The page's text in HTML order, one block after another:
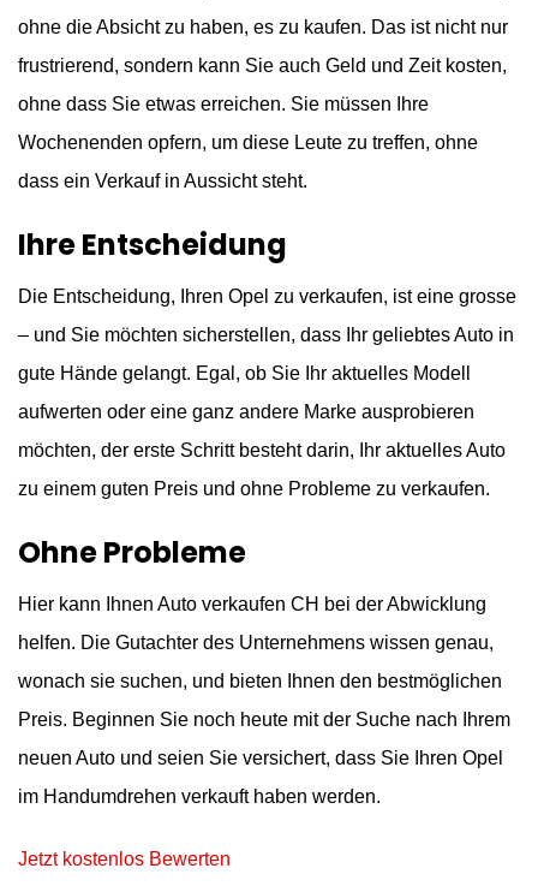
ohne die Absicht zu haben, es zu kaufen. Das ist nicht nur
frustrierend, sondern kann Sie auch Geld und Zeit kosten,
ohne dass Sie etwas erreichen. Sie müssen Ihre
Wochenenden opfern, um diese Leute zu treffen, ohne
dass ein Verkauf in Aussicht steht.
Ihre Entscheidung
Die Entscheidung, Ihren Opel zu verkaufen, ist eine grosse
– und Sie möchten sicherstellen, dass Ihr geliebtes Auto in
gute Hände gelangt. Egal, ob Sie Ihr aktuelles Modell
aufwerten oder eine ganz andere Marke ausprobieren
möchten, der erste Schritt besteht darin, Ihr aktuelles Auto
zu einem guten Preis und ohne Probleme zu verkaufen.
Ohne Probleme
Hier kann Ihnen Auto verkaufen CH bei der Abwicklung
helfen. Die Gutachter des Unternehmens wissen genau,
wonach sie suchen, und bieten Ihnen den bestmöglichen
Preis. Beginnen Sie noch heute mit der Suche nach Ihrem
neuen Auto und seien Sie versichert, dass Sie Ihren Opel
im Handumdrehen verkauft haben werden.
Jetzt kostenlos Bewerten